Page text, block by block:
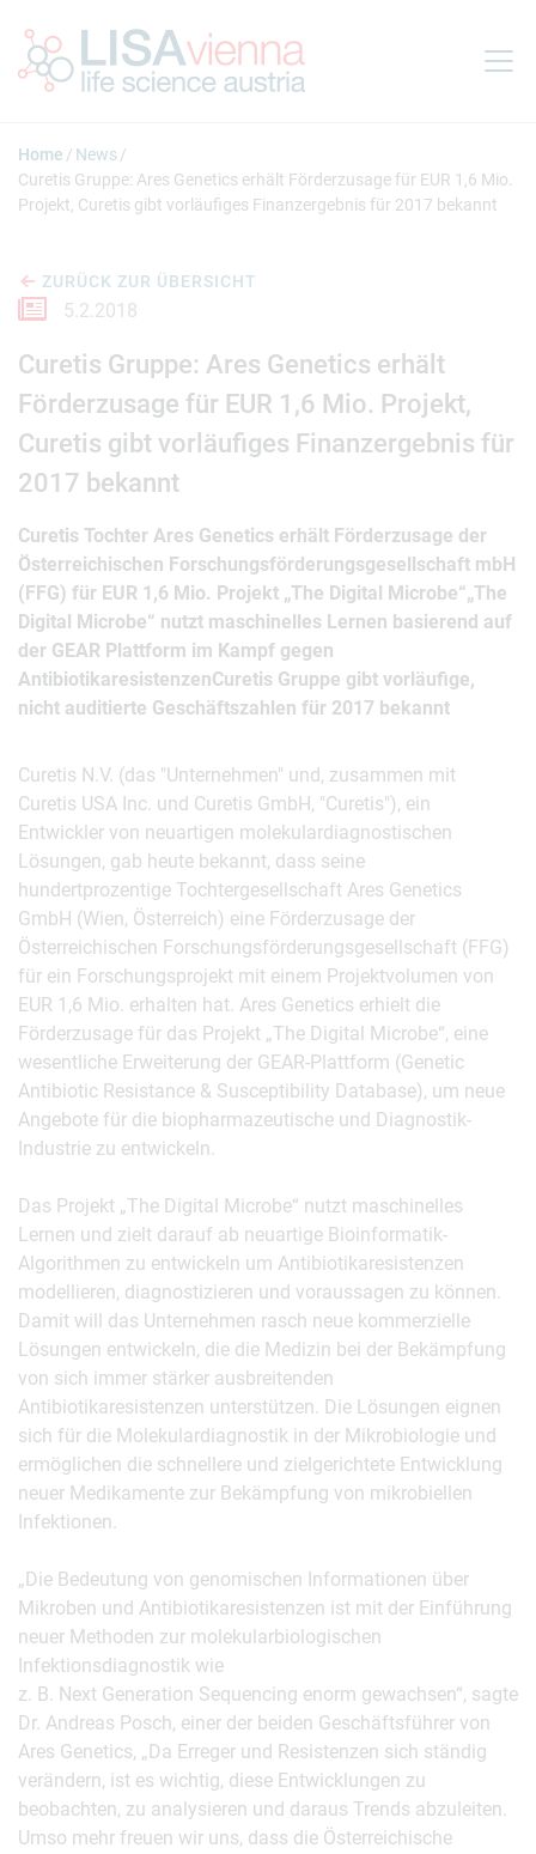
Home
News
Curetis Gruppe: Ares Genetics erhält Förderzusage für EUR 1,6 Mio.
Projekt, Curetis gibt vorläufiges Finanzergebnis für 2017 bekannt
ZURÜCK ZUR ÜBERSICHT
5.2.2018
Curetis Gruppe: Ares Genetics erhält
Förderzusage für EUR 1,6 Mio. Projekt,
Curetis gibt vorläufiges Finanzergebnis für
2017 bekannt
Curetis Tochter Ares Genetics erhält Förderzusage der
Österreichischen Forschungsförderungsgesellschaft mbH
(FFG) für EUR 1,6 Mio. Projekt „The Digital Microbe“„The
Digital Microbe“ nutzt maschinelles Lernen basierend auf
der GEAR Plattform im Kampf gegen
AntibiotikaresistenzenCuretis Gruppe gibt vorläufige,
nicht auditierte Geschäftszahlen für 2017 bekannt
Curetis N.V. (das "Unternehmen" und, zusammen mit
Curetis USA Inc. und Curetis GmbH, "Curetis"), ein
Entwickler von neuartigen molekulardiagnostischen
Lösungen, gab heute bekannt, dass seine
hundertprozentige Tochtergesellschaft Ares Genetics
GmbH (Wien, Österreich) eine Förderzusage der
Österreichischen Forschungsförderungsgesellschaft (FFG)
für ein Forschungsprojekt mit einem Projektvolumen von
EUR 1,6 Mio. erhalten hat. Ares Genetics erhielt die
Förderzusage für das Projekt „The Digital Microbe“, eine
wesentliche Erweiterung der GEAR-Plattform (Genetic
Antibiotic Resistance & Susceptibility Database), um neue
Angebote für die biopharmazeutische und Diagnostik-
Industrie zu entwickeln.
Das Projekt „The Digital Microbe“ nutzt maschinelles
Lernen und zielt darauf ab neuartige Bioinformatik-
Algorithmen zu entwickeln um Antibiotikaresistenzen
modellieren, diagnostizieren und voraussagen zu können.
Damit will das Unternehmen rasch neue kommerzielle
Lösungen entwickeln, die die Medizin bei der Bekämpfung
von sich immer stärker ausbreitenden
Antibiotikaresistenzen unterstützen. Die Lösungen eignen
sich für die Molekulardiagnostik in der Mikrobiologie und
ermöglichen die schnellere und zielgerichtete Entwicklung
neuer Medikamente zur Bekämpfung von mikrobiellen
Infektionen.
„Die Bedeutung von genomischen Informationen über
Mikroben und Antibiotikaresistenzen ist mit der Einführung
neuer Methoden zur molekularbiologischen
Infektionsdiagnostik wie
z. B. Next Generation Sequencing enorm gewachsen“, sagte
Dr. Andreas Posch, einer der beiden Geschäftsführer von
Ares Genetics, „Da Erreger und Resistenzen sich ständig
verändern, ist es wichtig, diese Entwicklungen zu
beobachten, zu analysieren und daraus Trends abzuleiten.
Umso mehr freuen wir uns, dass die Österreichische